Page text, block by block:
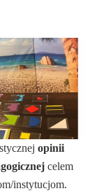
opinii
celem
instytucjom.